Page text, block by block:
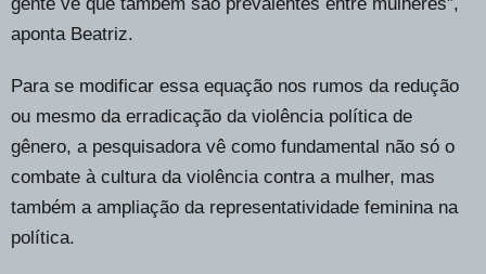
aponta Beatriz.
Para se modificar essa equação nos rumos da redução
ou mesmo da erradicação da violência política de
gênero, a pesquisadora vê como fundamental não só o
combate à cultura da violência contra a mulher, mas
também a ampliação da representatividade feminina na
política.